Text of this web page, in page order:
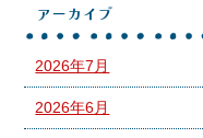
アーカイブ
2026年7月
2026年6月